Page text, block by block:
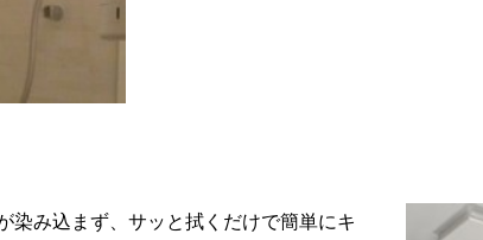
染み込まず、サッと拭くだけで簡単にキ